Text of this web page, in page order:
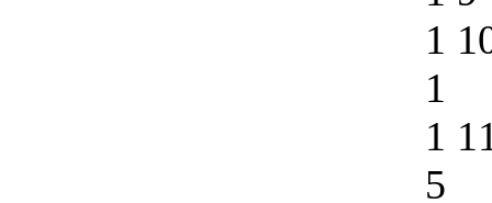
1
1
1
5